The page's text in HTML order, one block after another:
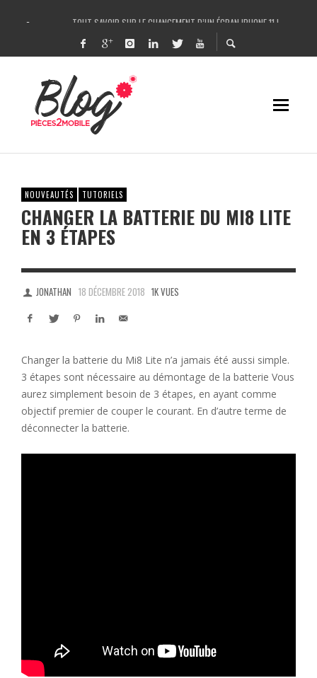
TOUT SAVOIR SUR LE CHANGEMENT D’UN ÉCRAN IPHONE 11 !
COMMENT IDENTIFIER UNE PANNE SUR IPHONE FACILEMENT ET LA RÉPARER ?
UN LASER POUR RÉPARER L’IPHONE X / CHANGER LA VITRE ARRIÈRE DE L’IPHONE
DÉCOUPEUSE DE FILMS DE PROTECTION ANTI-CASSE HYDROGEL – ROCK SPACE
NOUVEAUTÉS TUTORIELS
CHANGER LA BATTERIE DU MI8 LITE
EN 3 ÉTAPES
JONATHAN 18 DÉCEMBRE 2018 1K VUES
Changer la batterie du Mi8 Lite n’a jamais été aussi simple.
3 étapes sont nécessaire au démontage de la batterie Vous
aurez simplement besoin de 3 étapes, en ayant comme
objectif premier de couper le courant. En d’autre terme de
déconnecter la batterie.